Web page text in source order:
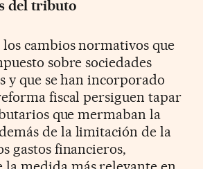
del tributo
cambios normativos que
sobre sociedades
y que se han incorporado
fiscal persiguen tapar
que mermaban la
de la limitación de la
gastos financieros,